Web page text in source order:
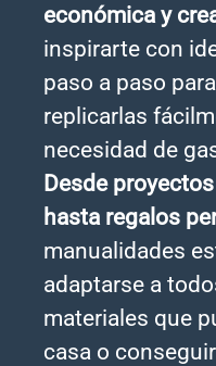
económica y
inspirarte con
paso a paso
replicarlas
necesidad de
Desde
hasta regalos
manualidades
adaptarse a
materiales que
casa o